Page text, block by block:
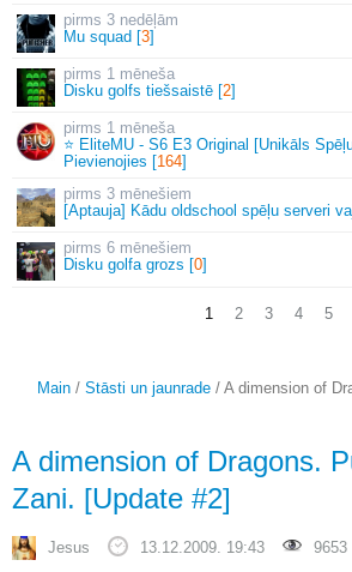
3 nedēļām
Mu squad [3]
1 mēneša
Disku golfs tiešsaistē [2]
1 mēneša
⭐ EliteMU - S6 E3 Original [Unikāls
Pievienojies [164]
3 mēnešiem
[Aptauja] Kādu oldschool spēļu serveri
6 mēnešiem
Disku golfa grozs [0]
1 2 3 4 5
Main / Stāsti un jaunrade / A dimension of
A dimension of Dragons.
Zani. [Update #2]
Jesus 13.12.2009. 19:43 9653